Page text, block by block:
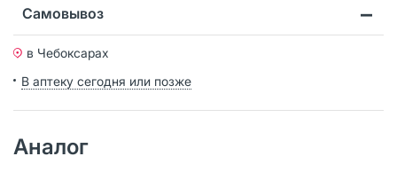
Самовывоз
в Чебоксарах
В аптеку сегодня или позже
Аналог